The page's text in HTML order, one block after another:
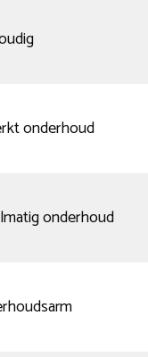
onderhoud
onderhoud